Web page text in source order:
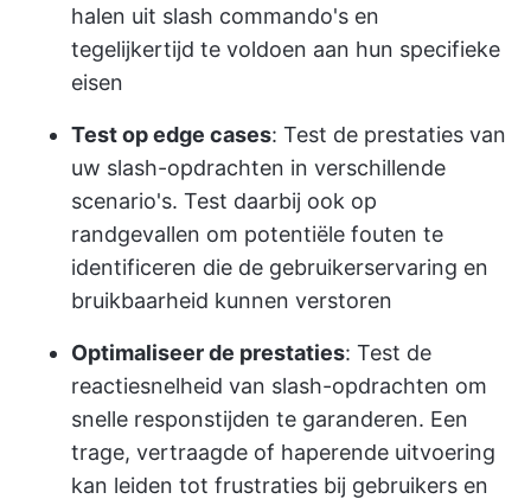
halen uit slash commando's en
tegelijkertijd te voldoen aan hun specifieke
eisen
Test op edge cases: Test de prestaties van
uw slash-opdrachten in verschillende
scenario's. Test daarbij ook op
randgevallen om potentiële fouten te
identificeren die de gebruikerservaring en
bruikbaarheid kunnen verstoren
Optimaliseer de prestaties: Test de
reactiesnelheid van slash-opdrachten om
snelle responstijden te garanderen. Een
trage, vertraagde of haperende uitvoering
kan leiden tot frustraties bij gebruikers en